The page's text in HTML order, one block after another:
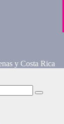
y Costa Rica